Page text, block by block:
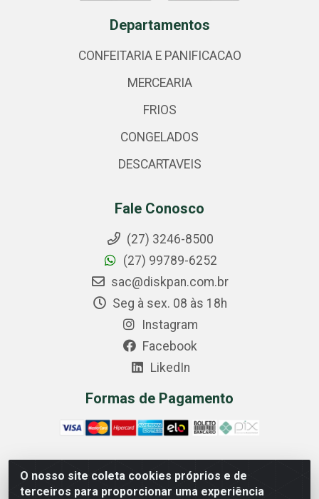
O nosso site coleta cookies próprios e de
terceiros para proporcionar uma experiência
Departamentos
CONFEITARIA E PANIFICACAO
MERCEARIA
FRIOS
CONGELADOS
DESCARTAVEIS
Fale Conosco
(27) 3246-8500
(27) 99789-6252
sac@diskpan.com.br
Seg à sex. 08 às 18h
Instagram
Facebook
LikedIn
Formas de Pagamento
Comercial Diskpan Ltda - Av. Fernando Antonio, 1911 -